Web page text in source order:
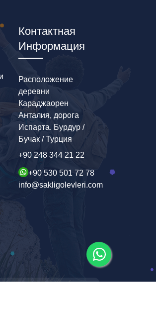
Контактная
Информация
Расположение
деревни
Караджаорен
Анталия, дорога
Испарта. Бурдур /
Бучак / Турция
+90 248 344 21 22
+90 530 501 72 78
info@sakligolevleri.com